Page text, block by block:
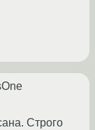
Строго